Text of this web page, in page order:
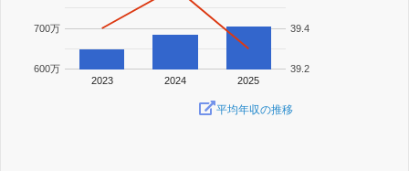
2023 2024 2025
600万
700万
39.2
39.4
平均年収の推移